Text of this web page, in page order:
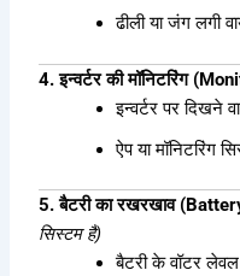
ढीली या जंग लगी
4. इन्वर्टर की मॉनिटरिंग
इन्वर्टर पर दिखने
ऐप या मॉनिटरिंग
5. बैटरी का रखरखाव
सिस्टम है)
बैटरी के वॉटर